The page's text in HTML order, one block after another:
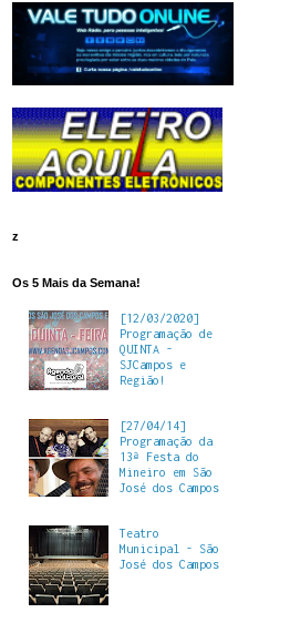
z
Os 5 Mais da Semana!
[12/03/2020]
Programação de
QUINTA -
SJCampos e
Região!
[27/04/14]
Programação da
13ª Festa do
Mineiro em São
José dos Campos
Teatro
Municipal - São
José dos Campos